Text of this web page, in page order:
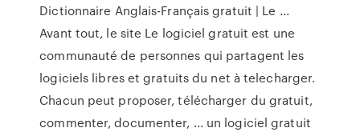
Dictionnaire Anglais-Français gratuit | Le ...
Avant tout, le site Le logiciel gratuit est une
communauté de personnes qui partagent les
logiciels libres et gratuits du net à telecharger.
Chacun peut proposer, télécharger du gratuit,
commenter, documenter, ... un logiciel gratuit